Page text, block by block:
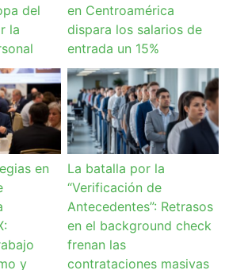
del
la
en Centroamérica
dispara los salarios de
entrada un 15%
en
y
La batalla por la
“Verificación de
Antecedentes”: Retrasos
en el background check
frenan las
contrataciones masivas